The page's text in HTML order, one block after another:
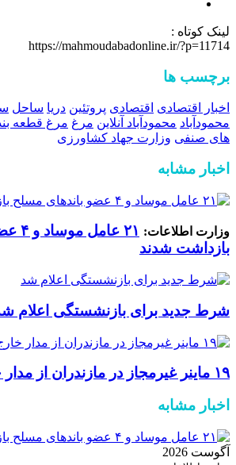
لینک کوتاه :
https://mahmoudabadonline.ir/?p=11714
برچسب ها
اخبار اقتصادی اقتصادی پروتئین دریا ساحل
محمودآباد محمودآباد آنلاین مرغ مرغ قطعه
های صنفی وزارت جهاد کشاورزی
اخبار مشابه
وزارت اطلاعات:
۲۱
بازداشت شدند
شرط جدید برای بازنشستگی اعلام
۱۹ ماینر غیرمجاز در مازندران از مدار خارج شد
اخبار مشابه
آگوست 2026